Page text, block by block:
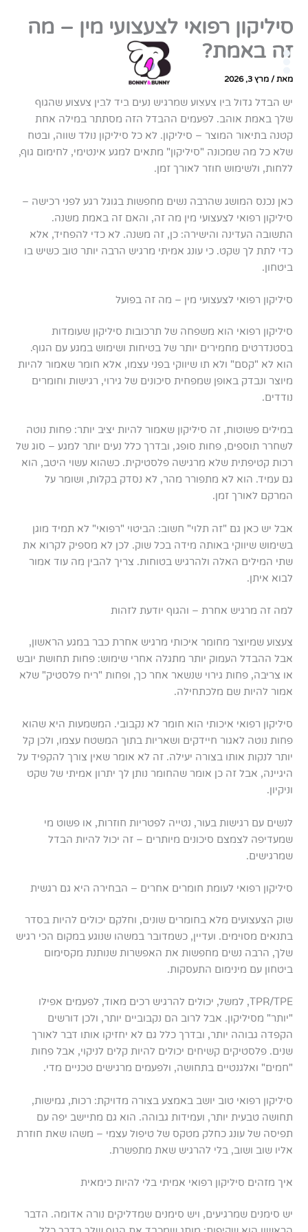
לתוכן
מאות לקוחות מרוצים – ככה זה איתנו
סיליקון רפואי לצעצועי מין – מה
זה באמת?
מאת/מרץ 3, 2026
יש הבדל גדול בין צעצוע שמרגיש נעים ביד לבין צעצוע שהגוף
שלך באמת אוהב. לפעמים ההבדל הזה מסתתר במילה אחת
קטנה בתיאור המוצר – סיליקון. לא כל סיליקון נולד שווה, ובטח
שלא כל מה שמכונה "סיליקון" מתאים למגע אינטימי, לחימום גוף,
ללחות, ולשימוש חוזר לאורך זמן.
כאן נכנס המושג שהרבה נשים מחפשות בגוגל רגע לפני רכישה –
סיליקון רפואי לצעצועי מין מה זה, והאם זה באמת משנה.
התשובה העדינה והישירה: כן, זה משנה. לא כדי להפחיד, אלא
כדי לתת לך שקט. כי עונג אמיתי מרגיש הרבה יותר טוב כשיש בו
ביטחון.
סיליקון רפואי לצעצועי מין – מה זה בפועל
סיליקון רפואי הוא משפחה של תרכובות סיליקון שעומדות
בסטנדרטים מחמירים יותר של בטיחות ושימוש במגע עם הגוף.
הוא לא "קסם" ולא תו שיווקי בפני עצמו, אלא חומר שאמור להיות
מיוצר ונבדק באופן שמפחית סיכונים של גירוי, רגישות וחומרים
נודדים.
במילים פשוטות, זה סיליקון שאמור להיות יציב יותר: פחות נוטה
לשחרר תוספים, פחות סופג, ובדרך כלל נעים יותר למגע – סוג של
רכות קטיפתית שלא מרגישה פלסטיקית. כשהוא עשוי היטב, הוא
גם עמיד. הוא לא מתפורר מהר, לא נסדק בקלות, ושומר על
המרקם לאורך זמן.
אבל יש כאן גם "זה תלוי" חשוב: הביטוי "רפואי" לא תמיד מוגן
בשימוש שיווקי באותה מידה בכל שוק. לכן לא מספיק לקרוא את
שתי המילים האלה ולהרגיש בטוחות. צריך להבין מה עוד אמור
לבוא איתן.
למה זה מרגיש אחרת – והגוף יודעת לזהות
צעצוע שמיוצר מחומר איכותי מרגיש אחרת כבר במגע הראשון,
אבל ההבדל העמוק יותר מתגלה אחרי שימוש: פחות תחושת יובש
או צריבה, פחות גירוי שנשאר אחר כך, ופחות "ריח פלסטיק" שלא
אמור להיות שם מלכתחילה.
סיליקון רפואי איכותי הוא חומר לא נקבובי. המשמעות היא שהוא
פחות נוטה לאגור חיידקים ושאריות בתוך המשטח עצמו, ולכן קל
יותר לנקות אותו בצורה יעילה. זה לא אומר שאין צורך להקפיד על
היגיינה, אבל זה כן אומר שהחומר נותן לך יתרון אמיתי של שקט
וניקיון.
לנשים עם רגישות בעור, נטייה לפטריות חוזרות, או פשוט מי
שמעדיפה לצמצם סיכונים מיותרים – זה יכול להיות הבדל
שמרגישים.
סיליקון רפואי לעומת חומרים אחרים – הבחירה היא גם רגשית
שוק הצעצועים מלא בחומרים שונים, וחלקם יכולים להיות בסדר
בתנאים מסוימים. ועדיין, כשמדובר במשהו שנוגע במקום הכי רגיש
שלך, הרבה נשים מחפשות את האפשרות שנותנת מקסימום
ביטחון עם מינימום התעסקות.
TPR/TPE, למשל, יכולים להרגיש רכים מאוד, לפעמים אפילו
"יותר" מסיליקון. אבל לרוב הם נקבוביים יותר, ולכן דורשים
הקפדה גבוהה יותר, ובדרך כלל גם לא יחזיקו אותו דבר לאורך
שנים. פלסטיקים קשיחים יכולים להיות קלים לניקוי, אבל פחות
"חמים" ואלגנטיים בתחושה, ולפעמים מרגישים טכניים מדי.
סיליקון רפואי טוב יושב באמצע בצורה מדויקת: רכות, גמישות,
תחושה טבעית יותר, ועמידות גבוהה. הוא גם מתיישב יפה עם
תפיסה של עונג כחלק מטקס של טיפול עצמי – משהו שאת חוזרת
אליו שוב ושוב, בלי להרגיש שאת מתפשרת.
איך מזהים סיליקון רפואי אמיתי בלי להיות כימאית
יש סימנים שמרגיעים, ויש סימנים שמדליקים נורה אדומה. הדבר